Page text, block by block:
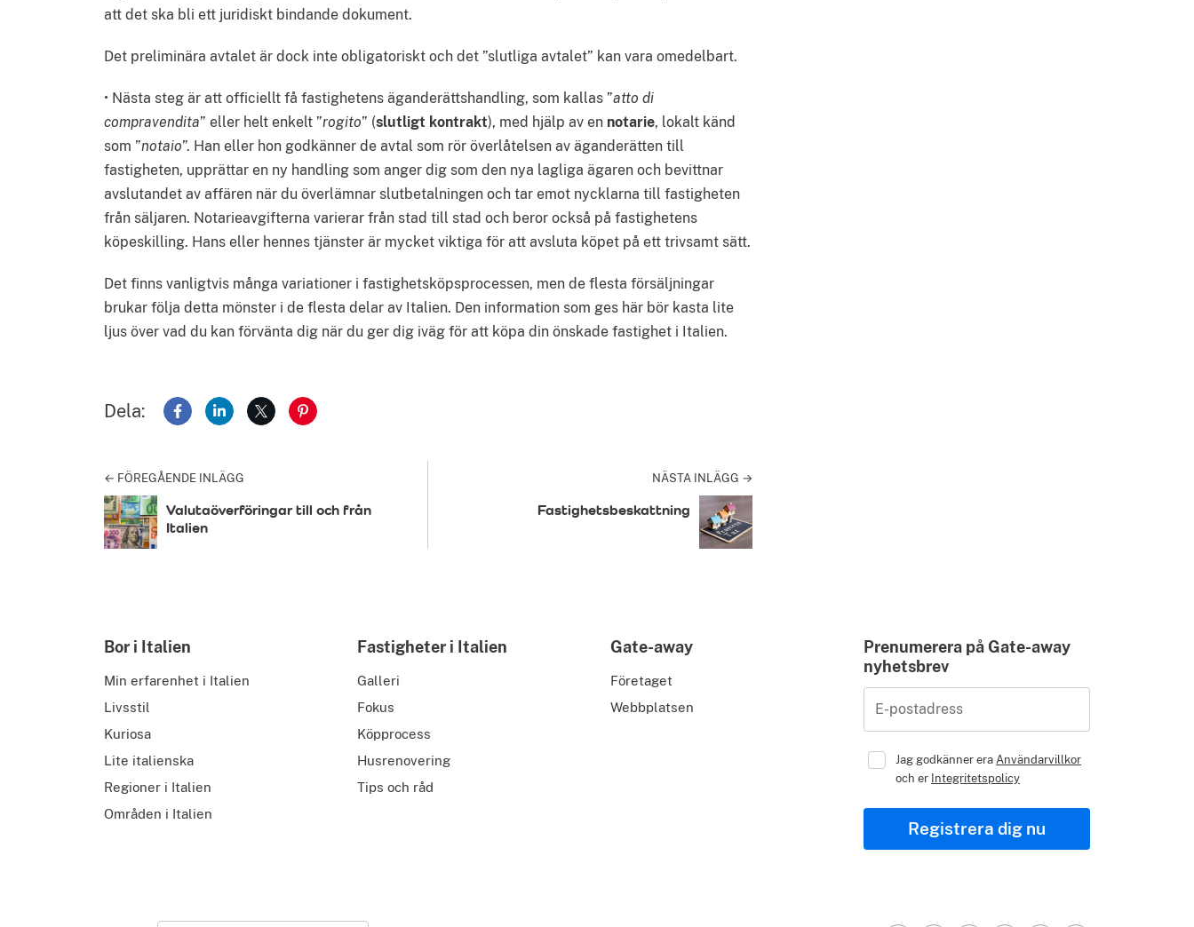
att det ska bli ett juridiskt bindande dokument.
Det preliminära avtalet är dock inte obligatoriskt och det ”slutliga avtalet” kan vara omedelbart.
• Nästa steg är att officiellt få fastighetens äganderättshandling, som kallas ”atto di
compravendita” eller helt enkelt ”rogito” (slutligt kontrakt), med hjälp av en notarie, lokalt känd
som ”notaio”. Han eller hon godkänner de avtal som rör överlåtelsen av äganderätten till
fastigheten, upprättar en ny handling som anger dig som den nya lagliga ägaren och bevittnar
avslutandet av affären när du överlämnar slutbetalningen och tar emot nycklarna till fastigheten
från säljaren. Notarieavgifterna varierar från stad till stad och beror också på fastighetens
köpeskilling. Hans eller hennes tjänster är mycket viktiga för att avsluta köpet på ett trivsamt sätt.
Det finns vanligtvis många variationer i fastighetsköpsprocessen, men de flesta försäljningar
brukar följa detta mönster i de flesta delar av Italien. Den information som ges här bör kasta lite
ljus över vad du kan förvänta dig när du ger dig iväg för att köpa din önskade fastighet i Italien.
Dela: Dela på Facebook
Dela på LinkedIn
Dela på XDela på Pinterest
← FÖREGÅENDE INLÄGG
Valutaöverföringar till och från
Italien
NÄSTA INLÄGG →
Fastighetsbeskattning
Bor i Italien
Min erfarenhet i Italien
Livsstil
Kuriosa
Lite italienska
Regioner i Italien
Områden i Italien
Fastigheter i Italien
Galleri
Fokus
Köpprocess
Husrenovering
Tips och råd
Gate-away
Företaget
Webbplatsen
Prenumerera på Gate-away
nyhetsbrev
E-postadress
Jag godkänner era Användarvillkor
och er Integritetspolicy
Registrera dig nu